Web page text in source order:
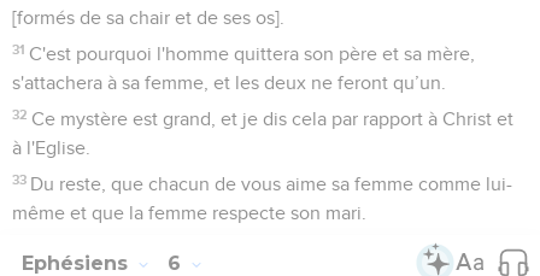
[formés de sa chair et de ses os].
31 C'est pourquoi l'homme quittera son père et sa mère,
s'attachera à sa femme, et les deux ne feront qu’un.
32 Ce mystère est grand, et je dis cela par rapport à Christ et
à l'Eglise.
33 Du reste, que chacun de vous aime sa femme comme lui-
même et que la femme respecte son mari.
Ephésiens 6